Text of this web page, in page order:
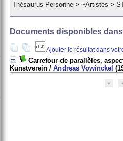
Thésaurus Personne >~Artistes >
Documents disponibles
Ajouter le résultat dans
Carrefour de parallèles,
Kunstverein /Andreas Vowinckel